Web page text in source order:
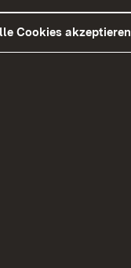
Cookies akzeptieren